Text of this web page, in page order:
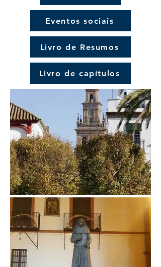
Eventos sociais
Livro de Resumos
Livro de capítulos